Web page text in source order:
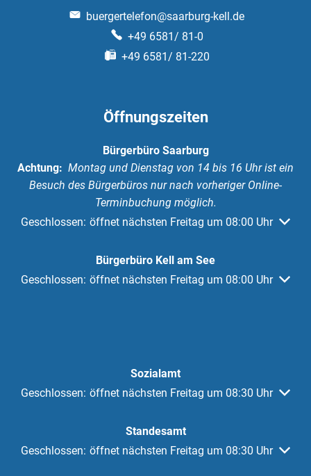
buergertelefon@saarburg-kell.de
+49 6581/ 81-0
+49 6581/ 81-220
Öffnungszeiten
Bürgerbüro Saarburg
Achtung: Montag und Dienstag von 14 bis 16 Uhr ist ein
Besuch des Bürgerbüros nur nach vorheriger Online-
Terminbuchung möglich.
Klicken, um weitere Öffnungs- oder Schließzeiten
Geschlossen: öffnet nächsten Freitag um 08:00 Uhr
Bürgerbüro Kell am See
Klicken, um weitere Öffnungs- oder Schließzeiten
Geschlossen: öffnet nächsten Freitag um 08:00 Uhr
Sozialamt
Klicken, um weitere Öffnungs- oder Schließzeiten
Geschlossen: öffnet nächsten Freitag um 08:30 Uhr
Standesamt
Klicken, um weitere Öffnungs- oder Schließzeiten
Geschlossen: öffnet nächsten Freitag um 08:30 Uhr